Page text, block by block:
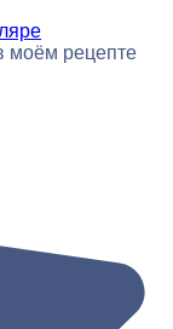
моём рецепте